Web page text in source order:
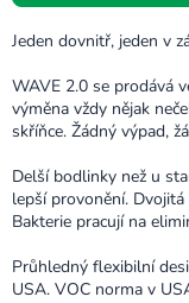
Jeden dovnitř, jeden v
WAVE 2.0 se prodává
výměna vždy nějak
skříňce. Žádný výpad,
Delší bodlinky než u
lepší provonění.
Bakterie pracují na
Průhledný flexibilní
USA. VOC norma v